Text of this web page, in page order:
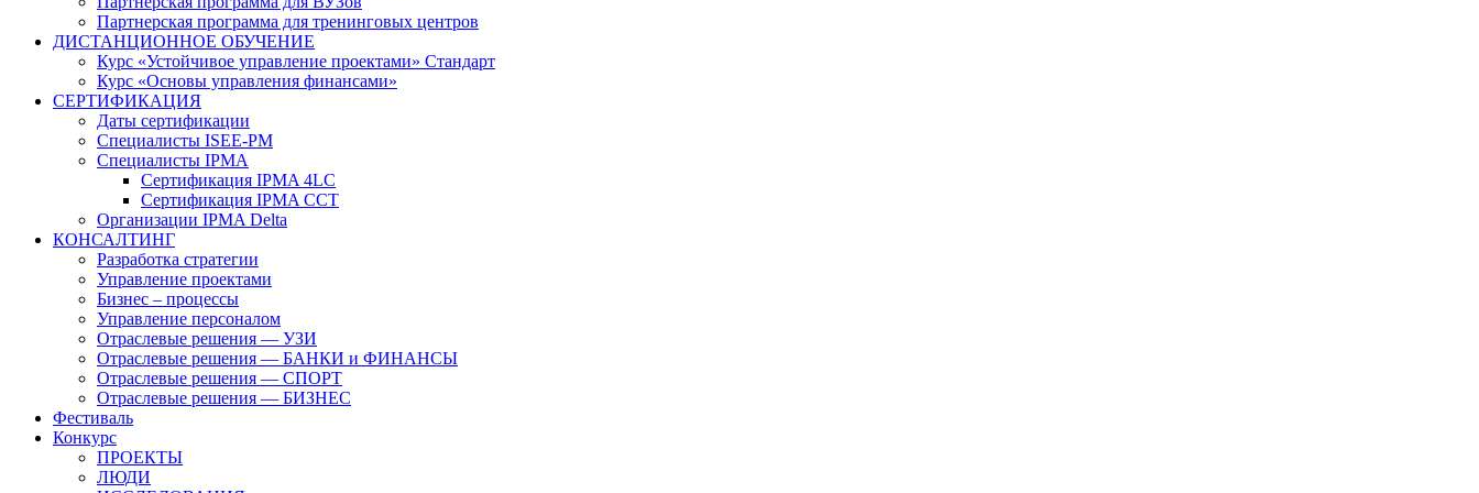
Партнерская программа для тренинговых центров
ДИСТАНЦИОННОЕ ОБУЧЕНИЕ
Курс «Устойчивое управление проектами» Стандарт
Курс «Основы управления финансами»
СЕРТИФИКАЦИЯ
Даты сертификации
Специалисты ISEE-PM
Специалисты IPMA
Сертификация IPMA 4LC
Сертификация IPMA CCT
Организации IPMA Delta
КОНСАЛТИНГ
Разработка стратегии
Управление проектами
Бизнес – процессы
Управление персоналом
Отраслевые решения — УЗИ
Отраслевые решения — БАНКИ и ФИНАНСЫ
Отраслевые решения — СПОРТ
Отраслевые решения — БИЗНЕС
Фестиваль
Конкурс
ПРОЕКТЫ
ЛЮДИ